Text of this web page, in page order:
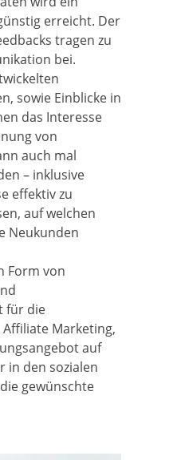
erreicht. Der
tragen zu
bei.
sowie Einblicke in
das Interesse
von
auch mal
– inklusive
effektiv zu
auf welchen
Neukunden
Form von
für die
Marketing,
auf
in den sozialen
gewünschte